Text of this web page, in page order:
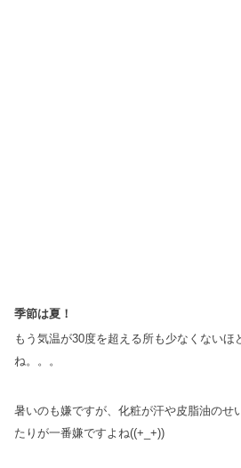
季節は夏！
もう気温が30度を超える所も少なくないほ
ね。。。
暑いのも嫌ですが、化粧が汗や皮脂油のせ
たりが一番嫌ですよね((+_+))